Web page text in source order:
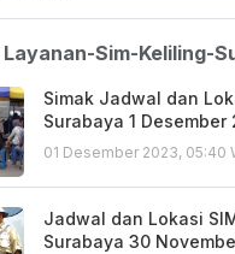
Sim Keliling
Layanan-Sim-Keliling-
Simak Jadwal dan
Surabaya 1 Desember
01 Desember 2023, 05:40
Jadwal dan Lokasi
Surabaya 30